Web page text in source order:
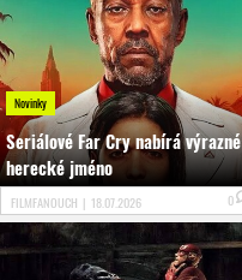
Novinky
Seriálové Far Cry nabírá výrazné
herecké jméno
FILMFANOUCH | 18.07.2026 0